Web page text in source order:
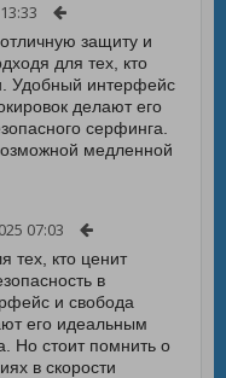
защиту и
для тех, кто
Удобный интерфейс
делают его
серфинга.
медленной
07:03
тех, кто ценит
в
и свобода
его идеальным
Но стоит помнить о
в скорости